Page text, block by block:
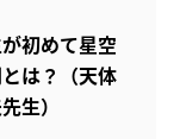
初めて星空
は？（天体
生）